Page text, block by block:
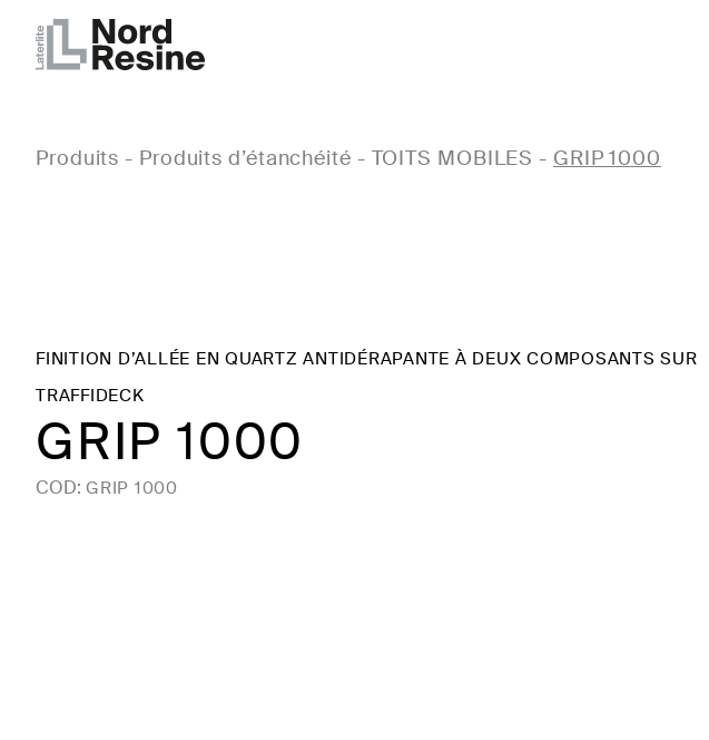
Produits - Produits d’étanchéité - TOITS MOBILES - GRIP 1000
FINITION D’ALLÉE EN QUARTZ ANTIDÉRAPANTE À DEUX COMPOSANTS SUR
TRAFFIDECK
GRIP 1000
COD: GRIP 1000